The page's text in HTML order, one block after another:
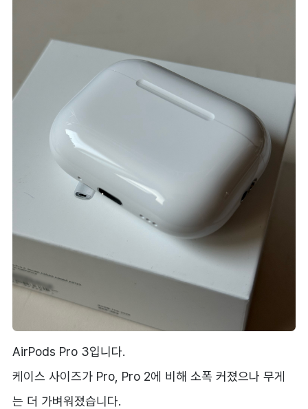
AirPods Pro 3입니다.
케이스 사이즈가 Pro, Pro 2에 비해 소폭 커졌으나 무게
는 더 가벼워졌습니다.